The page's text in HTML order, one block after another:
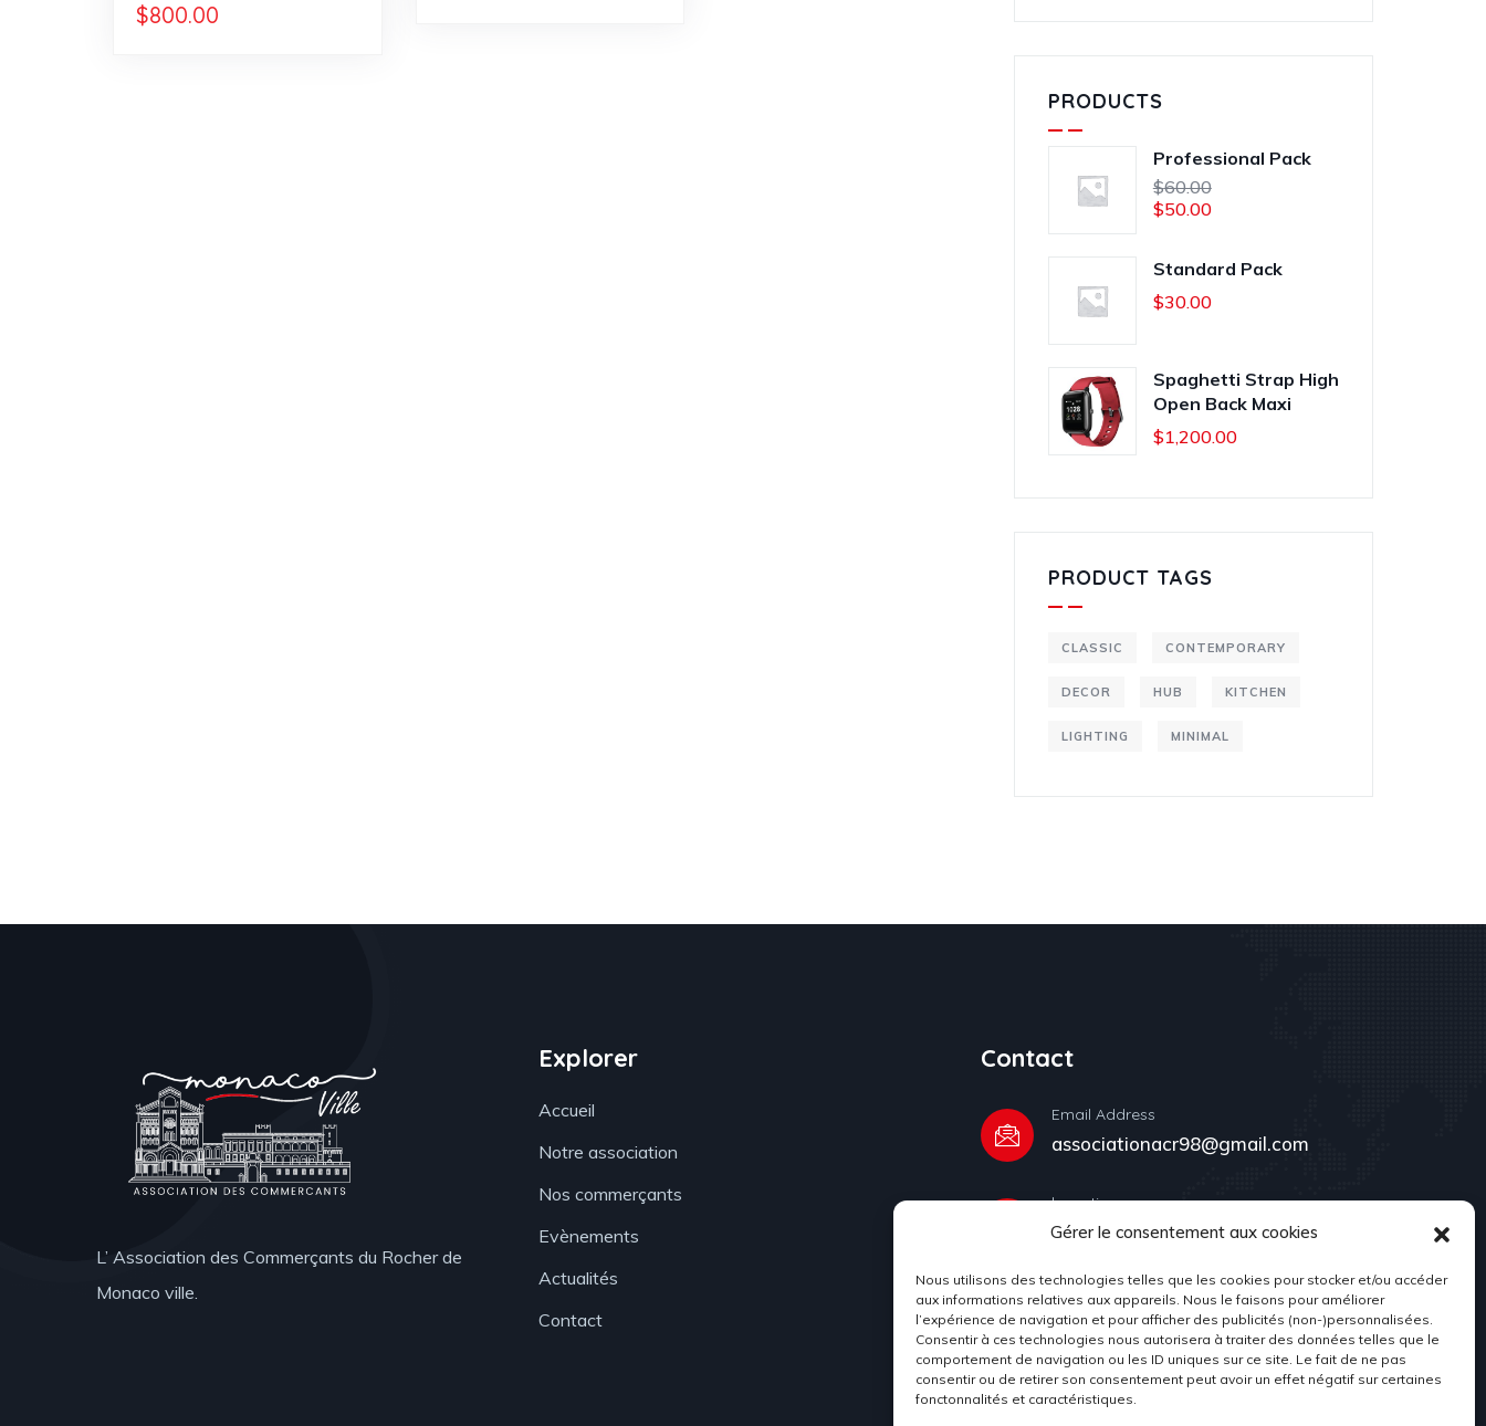
Gérer le consentement aux cookies
Nous utilisons des technologies telles que les cookies pour stocker et/ou accéder
aux informations relatives aux appareils. Nous le faisons pour améliorer
l’expérience de navigation et pour afficher des publicités (non-)personnalisées.
Consentir à ces technologies nous autorisera à traiter des données telles que le
comportement de navigation ou les ID uniques sur ce site. Le fait de ne pas
consentir ou de retirer son consentement peut avoir un effet négatif sur certaines
fonctonnalités et caractéristiques.
$800.00
PRODUCTS
Professional Pack
$60.00
$50.00
Standard Pack
$30.00
Spaghetti Strap High
Open Back Maxi
$1,200.00
PRODUCT TAGS
CLASSIC CONTEMPORARY
DECOR HUB KITCHEN
LIGHTING MINIMAL
L’ Association des Commerçants du Rocher de
Monaco ville.
Explorer
Accueil
Notre association
Nos commerçants
Evènements
Actualités
Contact
Contact
Email Address
associationacr98@gmail.com
Location
Place du Palais, 98000 Monaco